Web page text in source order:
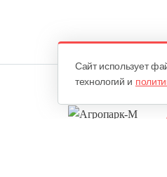
Cайт использует
технологий и